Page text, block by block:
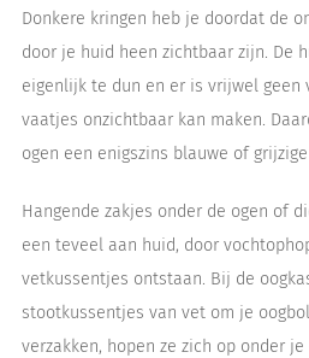
Donkere kringen heb je doordat de
door je huid heen zichtbaar zijn. De
eigenlijk te dun en er is vrijwel
vaatjes onzichtbaar kan maken.
ogen een enigszins blauwe of
Hangende zakjes onder de ogen of
een teveel aan huid, door
vetkussentjes ontstaan. Bij de
stootkussentjes van vet om je
verzakken, hopen ze zich op onder